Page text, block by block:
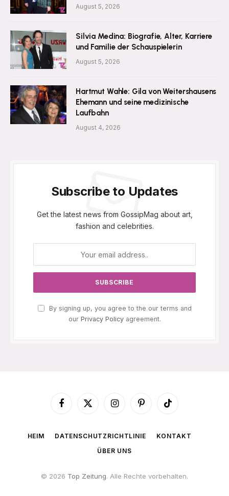
August 5, 2026
Silvia Medina: Biografie, Alter, Karriere
und Familie der Schauspielerin
August 5, 2026
Hartmut Wahle: Gila von Weitershausens
Ehemann und seine medizinische
Laufbahn
August 4, 2026
Subscribe to Updates
Get the latest news from GossipMag about art,
fashion and celebrities.
By signing up, you agree to the our terms and
our Privacy Policyagreement.
Facebook
X
InstagramPinterestTikTok
HEIM DATENSCHUTZRICHTLINIE
KONTAKT
ÜBER UNS
© 2026 Top Zeitung. Alle Rechte vorbehalten.